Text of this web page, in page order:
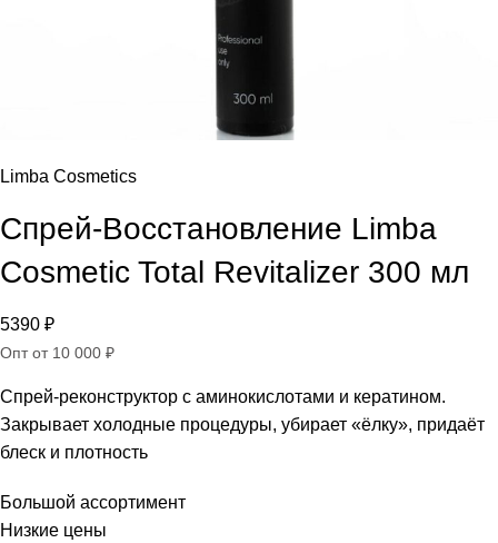
Limba Cosmetics
Спрей-Восстановление Limba
Cosmetic Total Revitalizer 300 мл
5390 ₽
Опт от 10 000 ₽
Спрей-реконструктор с аминокислотами и кератином.
Закрывает холодные процедуры, убирает «ёлку», придаёт
блеск и плотность
Большой ассортимент
Низкие цены